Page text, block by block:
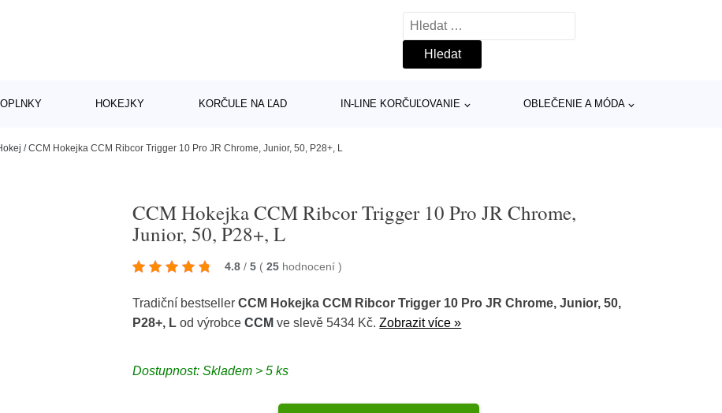
Vyhledávání
HOKEJKY KORČULE NA ĽAD IN-LINE KORČUĽOVANIE OBLEČENIE A MÓDA
/CCM Hokejka CCM Ribcor Trigger 10 Pro JR Chrome, Junior, 50, P28+, L
CCM Hokejka CCM Ribcor Trigger 10 Pro JR Chrome,
Junior, 50, P28+, L
4.8 / 5 ( 25 hodnocení)
Tradiční bestsellerCCM Hokejka CCM Ribcor Trigger 10 Pro JR Chrome, Junior, 50,
P28+, L od výrobceCCM ve slevě 5434 Kč.Zobrazit více »
Dostupnost: Skladem > 5 ks